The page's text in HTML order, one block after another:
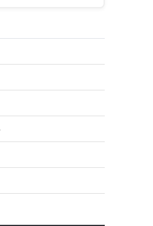
as condições de entrega